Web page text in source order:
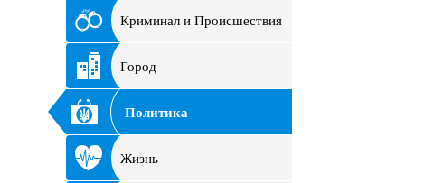
Криминал и Происшествия
Город
Политика
Жизнь